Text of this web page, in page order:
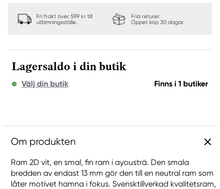
Fri frakt över 599 kr till
utlämningsställe.
Fria returer.
Öppet köp 30 dagar.
Lagersaldo i din butik
Välj din butik Finns i 1 butiker
Om produkten
Ram 2D vit, en smal, fin ram i ayousträ. Den smala
bredden av endast 13 mm gör den till en neutral ram som
låter motivet hamna i fokus. Svensktillverkad kvalitetsram,